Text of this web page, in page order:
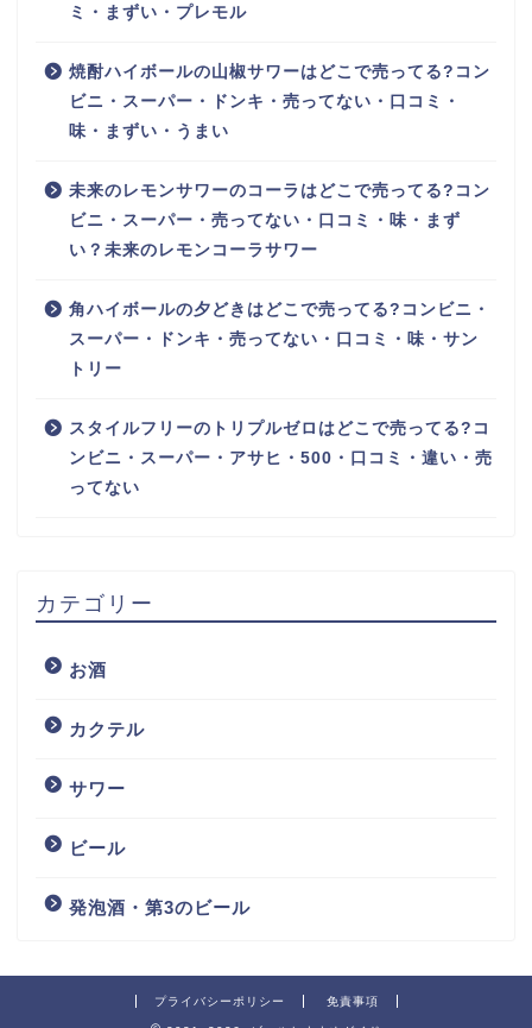
ミ・まずい・プレモル
焼酎ハイボールの山椒サワーはどこで売ってる?コン
ビニ・スーパー・ドンキ・売ってない・口コミ・
味・まずい・うまい
未来のレモンサワーのコーラはどこで売ってる?コン
ビニ・スーパー・売ってない・口コミ・味・まず
い？未来のレモンコーラサワー
角ハイボールの夕どきはどこで売ってる?コンビニ・
スーパー・ドンキ・売ってない・口コミ・味・サン
トリー
スタイルフリーのトリプルゼロはどこで売ってる?コ
ンビニ・スーパー・アサヒ・500・口コミ・違い・売
ってない
カテゴリー
お酒
カクテル
サワー
ビール
発泡酒・第3のビール
プライバシーポリシー 免責事項